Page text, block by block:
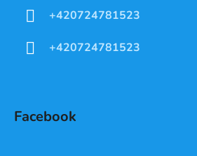
+420724781523
+420724781523
Facebook